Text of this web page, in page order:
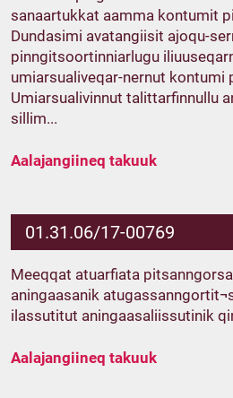
sanaartukkat aamma kontumit
Dundasimi avatangiisit ajoqu-
pinngitsoortinniarlugu
umiarsualiveqar-nernut kontumi
Umiarsualivinnut talittarfinnullu
sillim...
Aalajangiineq takuuk
01.31.06/17-00769
Meeqqat atuarfiata
aningaasanik
ilassutitut aningaasaliissutinik
Aalajangiineq takuuk